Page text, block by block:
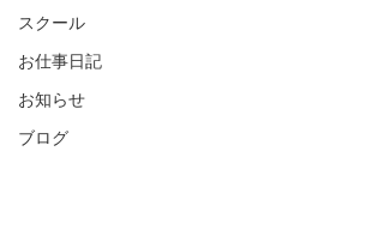
スクール
お仕事日記
お知らせ
ブログ